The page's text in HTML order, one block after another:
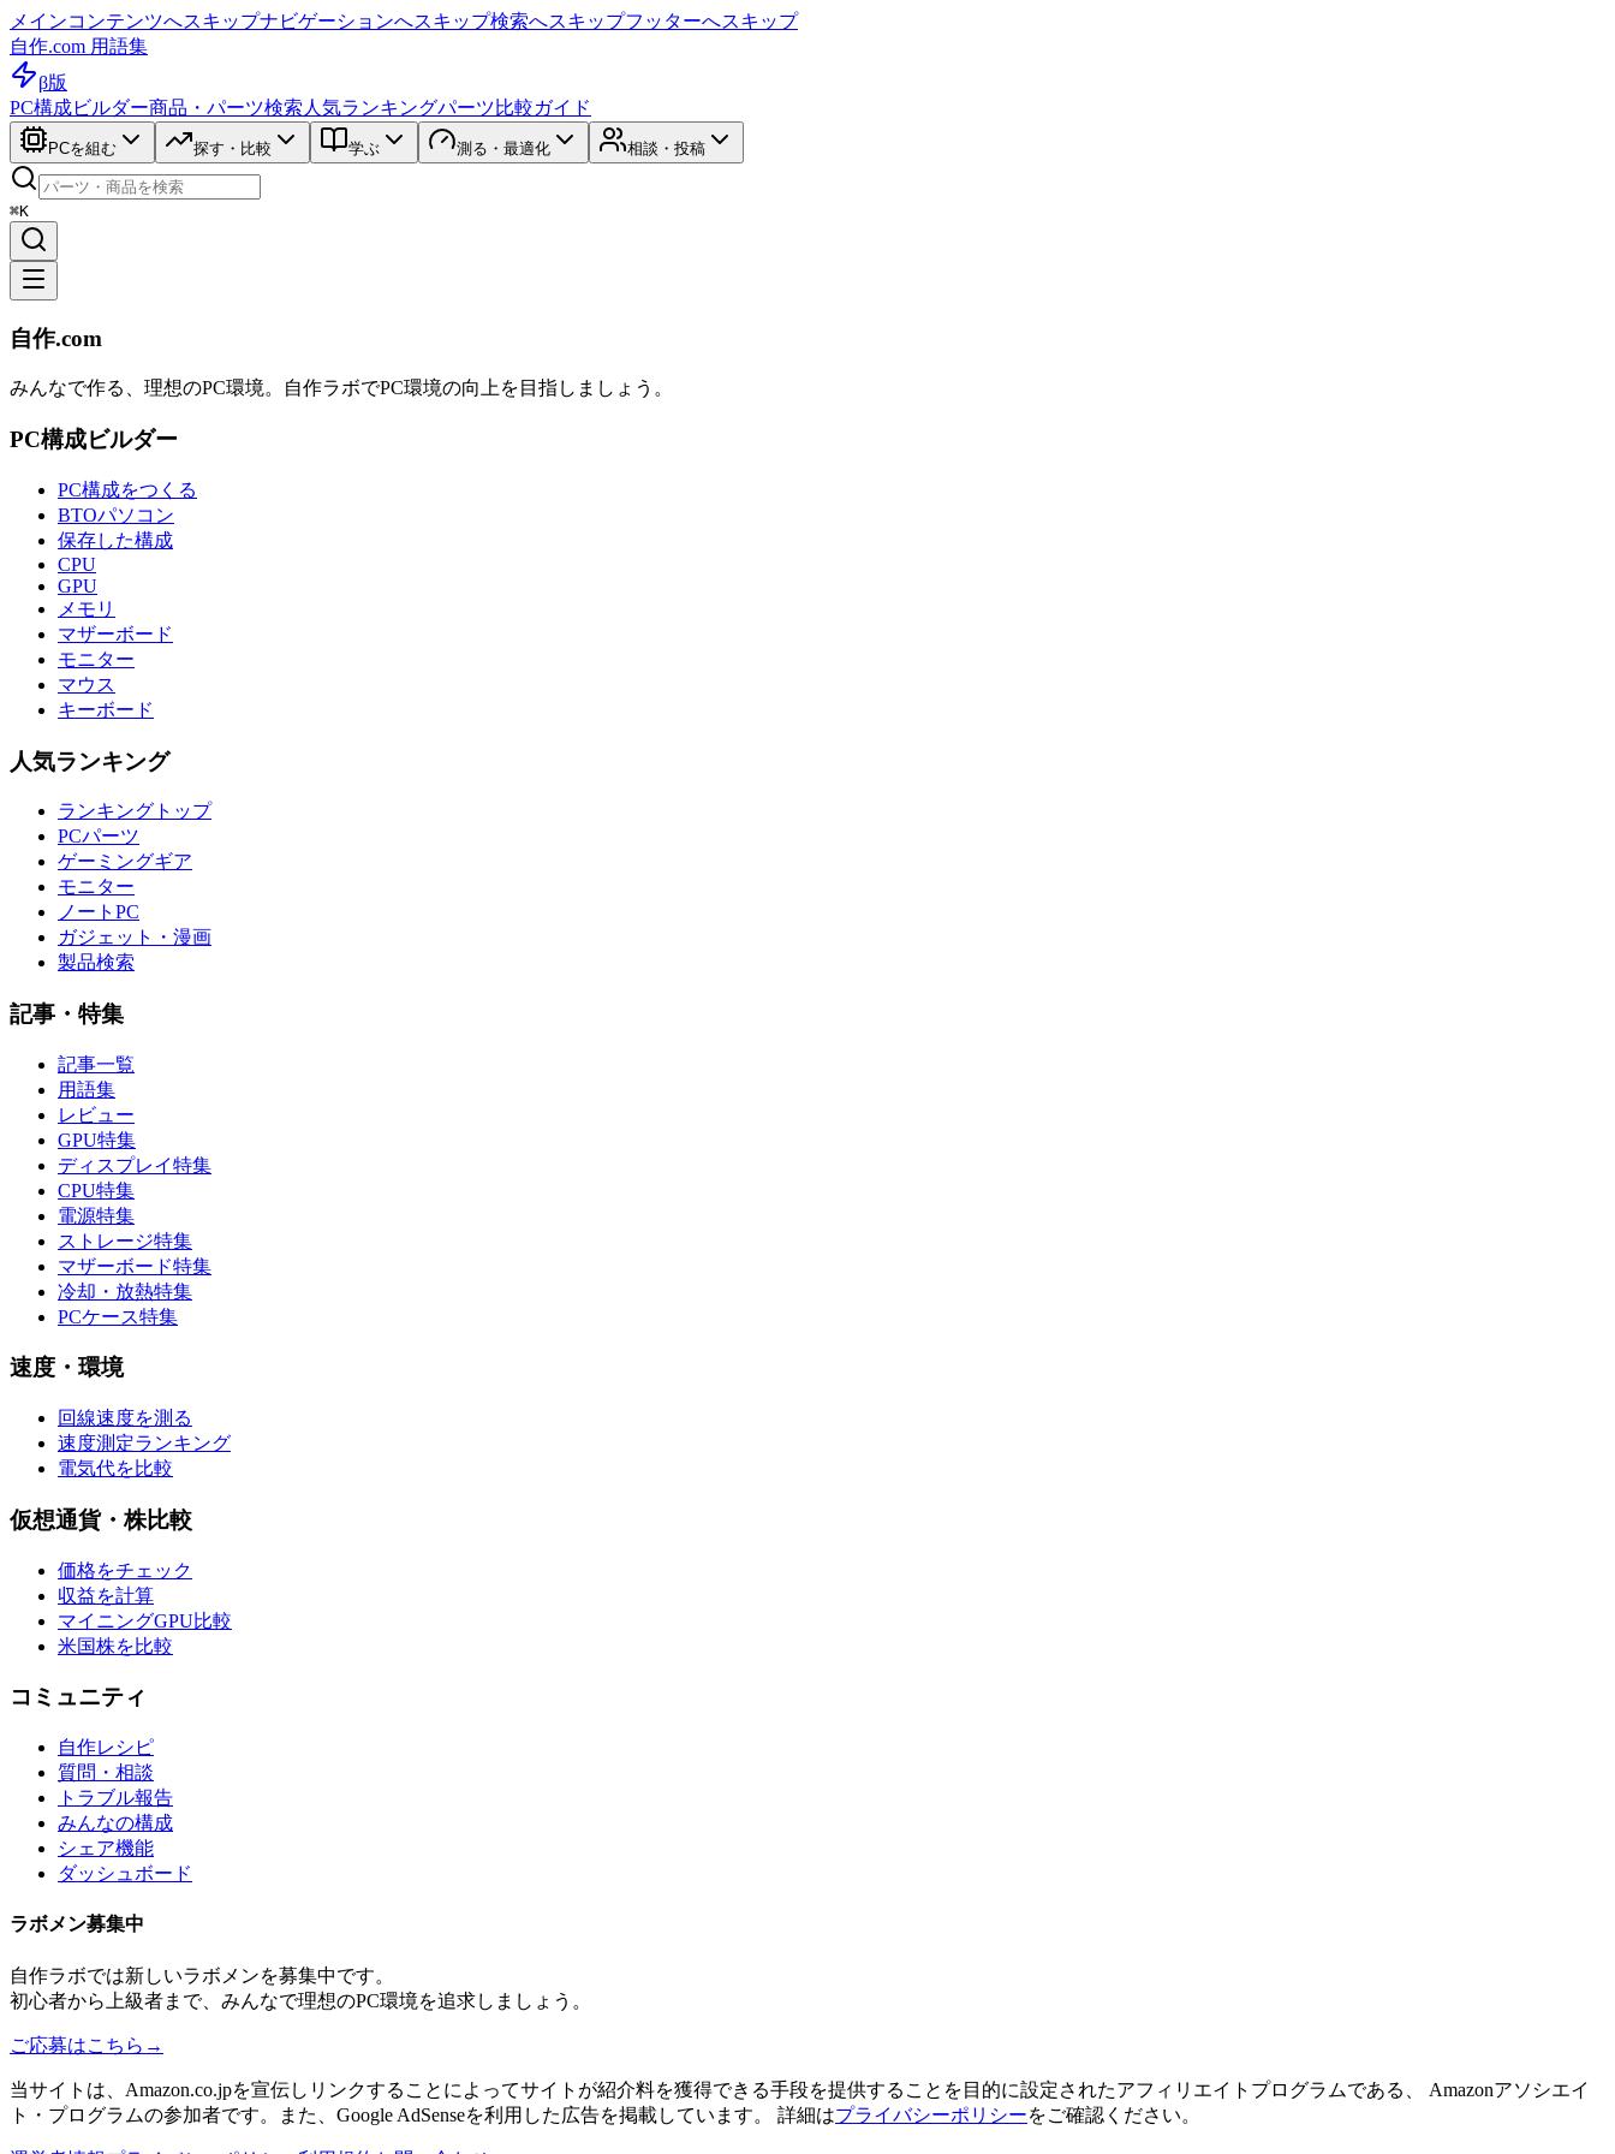
メインコンテンツへスキップナビゲーションへスキップ検索へスキップフッターへスキップ
自作.com 用語集
β版
PC構成ビルダー商品・パーツ検索 人気ランキングパーツ比較ガイド
PCを組む 探す・比較 学ぶ 測る・最適化 相談・投稿
⌘K
自作.com
みんなで作る、理想のPC環境。 自作ラボでPC環境の向上を目指しましょう。
PC構成ビルダー
PC構成をつくる
BTOパソコン
保存した構成
CPU
GPU
メモリ
マザーボード
モニター
マウス
キーボード
人気ランキング
ランキングトップ
PCパーツ
ゲーミングギア
モニター
ノートPC
ガジェット・漫画
製品検索
記事・特集
記事一覧
用語集
レビュー
GPU特集
ディスプレイ特集
CPU特集
電源特集
ストレージ特集
マザーボード特集
冷却・放熱特集
PCケース特集
速度・環境
回線速度を測る
速度測定ランキング
電気代を比較
仮想通貨・株比較
価格をチェック
収益を計算
マイニングGPU比較
米国株を比較
コミュニティ
自作レシピ
質問・相談
トラブル報告
みんなの構成
シェア機能
ダッシュボード
ラボメン募集中
自作ラボでは新しいラボメンを募集中です。
初心者から上級者まで、みんなで理想のPC環境を追求しましょう。
ご応募はこちら →
当サイトは、Amazon.co.jpを宣伝しリンクすることによってサイトが紹介料を獲得できる手段を提供することを目的に設定されたアフィリエイトプログラムである、 Amazonアソシエイ
ト・プログラムの参加者です。また、Google AdSenseを利用した広告を掲載しています。 詳細はプライバシーポリシーをご確認ください。